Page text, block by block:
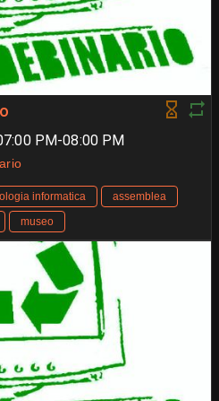
PM-08:00 PM
informatica
assemblea
museo